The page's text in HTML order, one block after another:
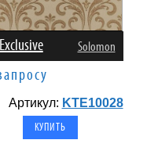
Solomon
Артикул: KTE10028